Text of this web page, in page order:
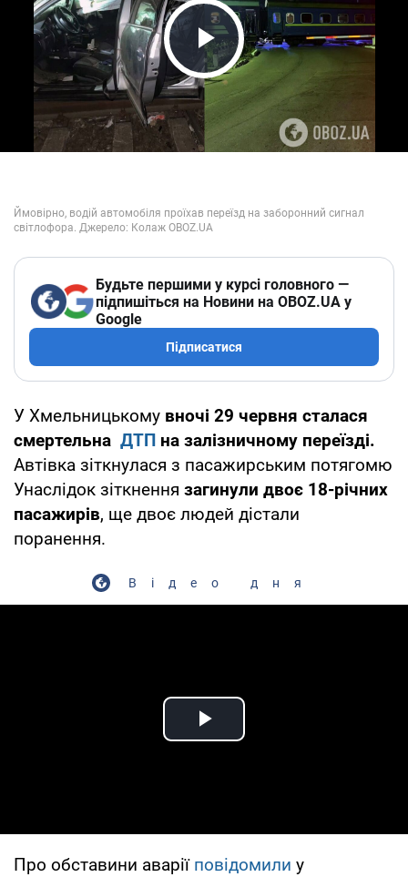
Play Video
Будьте першими у курсі головного —
підпишіться на Новини на OBOZ.UA у
Google
Підписатися
У Хмельницькому вночі 29 червня сталася
смертельна ДТП на залізничному переїзді.
Автівка зіткнулася з пасажирським потягомю
Унаслідок зіткнення загинули двоє 18-річних
пасажирів, ще двоє людей дістали
поранення.
Відео дня
Play Video
Про обставини аварії повідомили у